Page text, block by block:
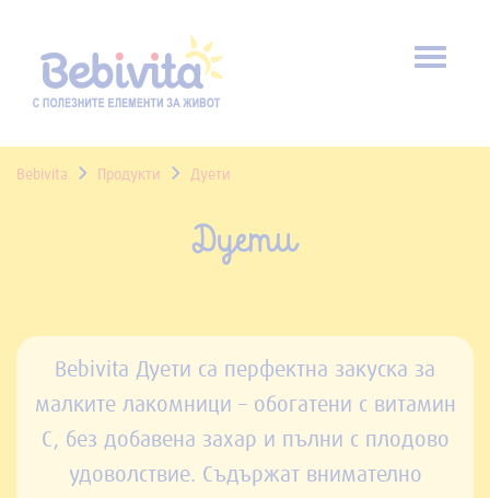
Toggle
Bebivita Продукти Дуети
Дуети
Bebivita Дуети са перфектна закуска за
малките лакомници – обогатени с витамин
С, без добавена захар и пълни с плодово
удоволствие. Съдържат внимателно